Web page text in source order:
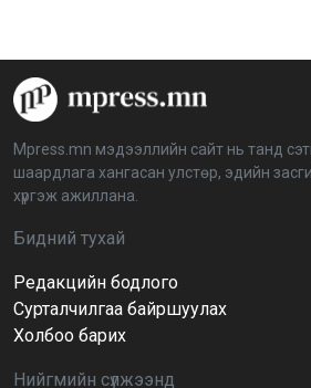
аймагт үргэлжилж байна
BTS-ийн тоглолтыг
дамжуулна
Иргэдийн төлөөлөгчдийн
нөхөн сонгууль 6 дугаар
Д.Тэгшбаяр: НҮБ-ын
Mpress.mn мэдээллийн сайт нь танд
шаардлага хангасан улстөр, эдийн
хүргэж ажиллана.
Бидний тухай
Редакцийн бодлого
Сурталчилгаа байршуулах
Холбоо барих
Нийгмийн сүлжээнд